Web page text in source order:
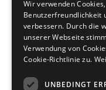
Brautschuhe
Sneaker
Merlet
Nueva Epoca
Bilder
Wir verwenden
Benutzerfreundlichkeit
verbessern. Durch die
unserer Webseite
Verwendung von
Cookie-Richtlinie zu.
UNBEDINGT